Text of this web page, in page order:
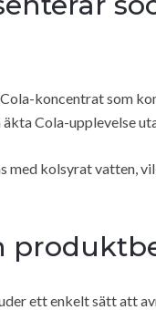
koncentrat som
Cola-upplevelse
kolsyrat vatten,
ett enkelt sätt att